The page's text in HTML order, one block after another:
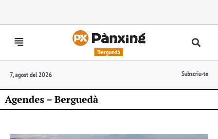
Berguedà
7, agost del 2026 Subscriu-te
Agendes – Berguedà